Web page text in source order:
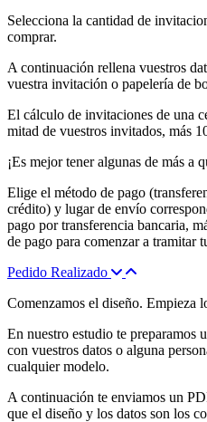
Selecciona la cantidad de
comprar.
A continuación rellena vuestros
vuestra invitación o papelería de
El cálculo de invitaciones de una
mitad de vuestros invitados, más
¡Es mejor tener algunas de más a
Elige el método de pago
crédito) y lugar de envío
pago por transferencia bancaria,
de pago para comenzar a tramitar
Pedido Realizado
Comenzamos el diseño. Empieza
En nuestro estudio te preparamos
con vuestros datos o alguna
cualquier modelo.
A continuación te enviamos un
que el diseño y los datos son los